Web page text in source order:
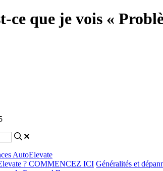
ce que je vois «
AutoElevate
? COMMENCEZ ICI Généralités et